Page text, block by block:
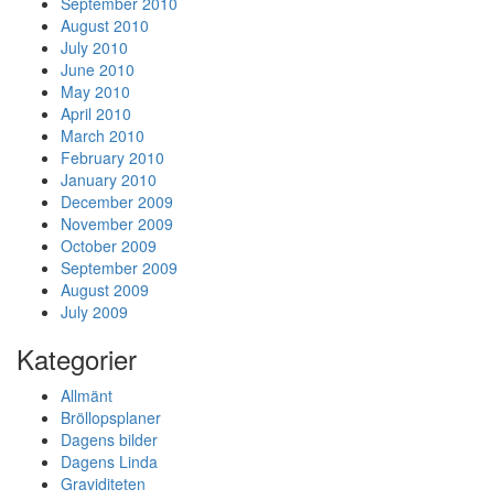
August 2010
July 2010
June 2010
May 2010
April 2010
March 2010
February 2010
January 2010
December 2009
November 2009
October 2009
September 2009
August 2009
July 2009
Kategorier
Allmänt
Bröllopsplaner
Dagens bilder
Dagens Linda
Graviditeten